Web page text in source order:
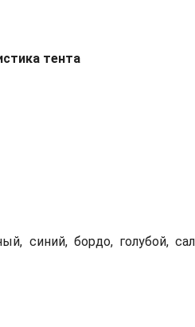
тента
синий, бордо, голубой,